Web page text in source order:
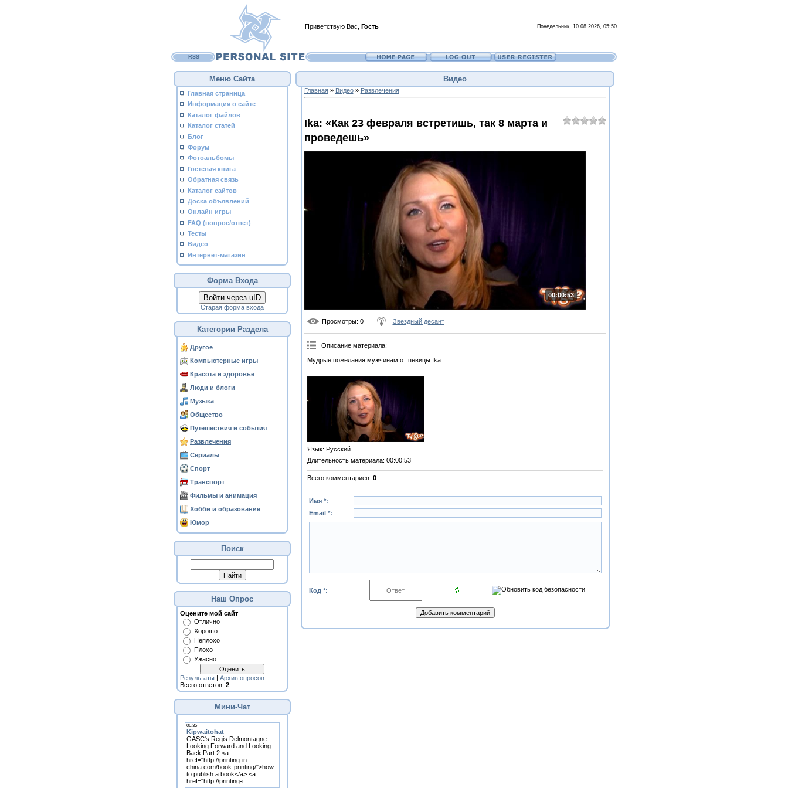
Приветствую Вас Гость Понедельник, 10.08.2026, 05:50
RSS
Меню Сайта
Главная страница
Информация о сайте
Каталог файлов
Каталог статей
Блог
Форум
Фотоальбомы
Гостевая книга
Обратная связь
Каталог сайтов
Доска объявлений
Онлайн игры
FAQ (вопрос/ответ)
Тесты
Видео
Интернет-магазин
Форма Входа
Войти через uID
Старая форма входа
Категории Раздела
Другое
Компьютерные игры
Красота и здоровье
Люди и блоги
Музыка
Общество
Путешествия и события
Развлечения
Сериалы
Спорт
Транспорт
Фильмы и анимация
Хобби и образование
Юмор
Поиск
Наш Опрос
Оцените мой сайт
Отлично
Хорошо
Неплохо
Плохо
Ужасно
Результаты | Архив опросов
Всего ответов: 2
Мини-Чат
Видео
Главная» Видео» Развлечения
Ika: «Как 23 февраля встретишь, так 8 марта и
проведешь»
00:00:53
Просмотры: 0 Звездный десант
Описание материала:
Мудрые пожелания мужчинам от певицы Ika.
Язык: Русский
Длительность материала: 00:00:53
Всего комментариев: 0
Имя *:
Email *:
Код *: